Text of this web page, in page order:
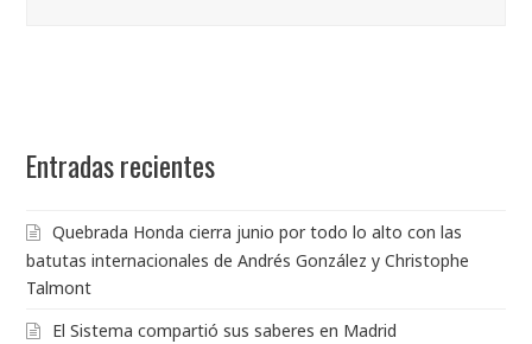
Entradas recientes
Quebrada Honda cierra junio por todo lo alto con las
batutas internacionales de Andrés González y Christophe
Talmont
El Sistema compartió sus saberes en Madrid